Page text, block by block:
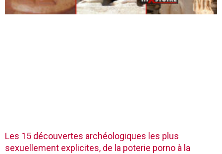
Les 15 découvertes archéologiques les plus
sexuellement explicites, de la poterie porno à la